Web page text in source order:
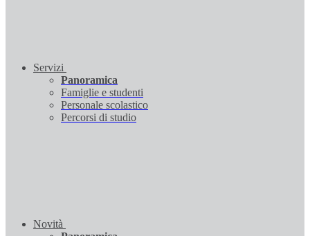
Servizi
Panoramica
Famiglie e studenti
Personale scolastico
Percorsi di studio
Novità